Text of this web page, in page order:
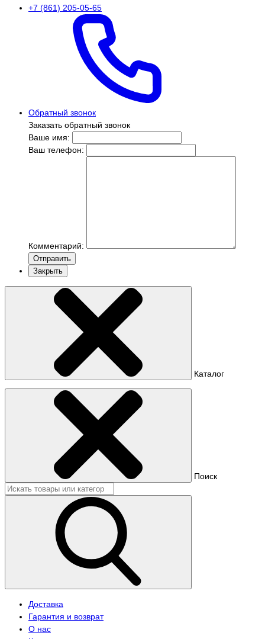
+7 (861) 205-05-65
Обратный звонок
Заказать обратный звонок
Ваше имя:
Ваш телефон:
Комментарий:
Отправить
Закрыть
Каталог
Поиск
Доставка
Гарантия и возврат
О нас